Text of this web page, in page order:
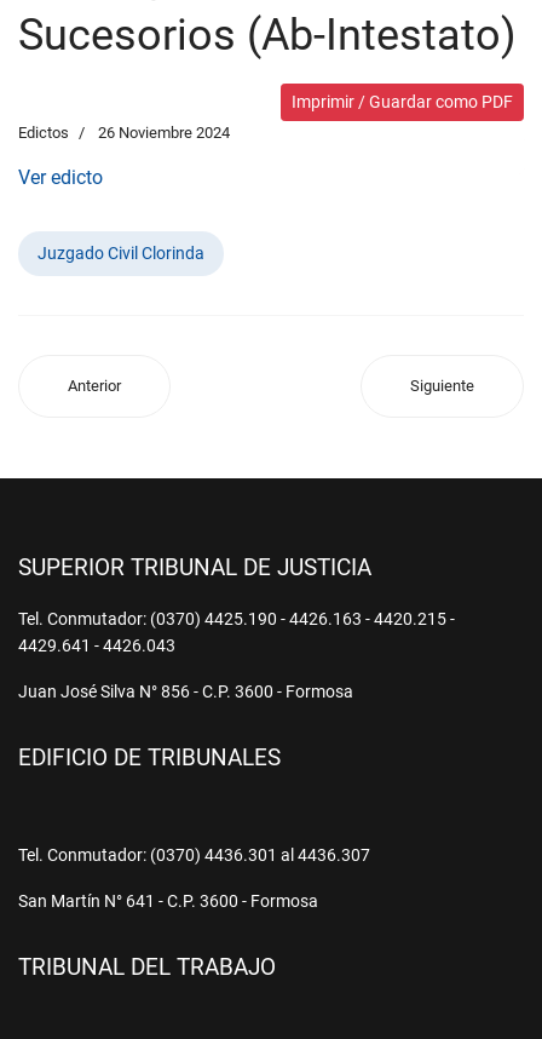
Sucesorios (Ab-Intestato)
Imprimir / Guardar como PDF
Edictos 26 Noviembre 2024
Ver edicto
Juzgado Civil Clorinda
Anterior Siguiente
SUPERIOR TRIBUNAL DE JUSTICIA
Tel. Conmutador: (0370) 4425.190 - 4426.163 - 4420.215 -
4429.641 - 4426.043
Juan José Silva N° 856 - C.P. 3600 - Formosa
EDIFICIO DE TRIBUNALES
Tel. Conmutador: (0370) 4436.301 al 4436.307
San Martín N° 641 - C.P. 3600 - Formosa
TRIBUNAL DEL TRABAJO